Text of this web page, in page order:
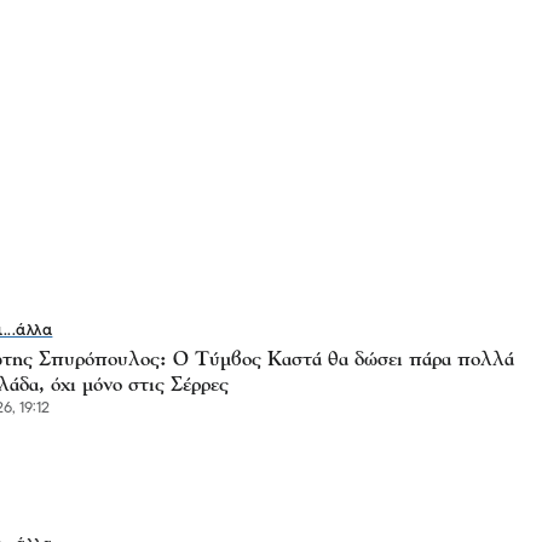
Σπυρόπουλος: Ο Τύμβος Καστά θα δώσει πάρα πολλά
όχι μόνο στις Σέρρες
19:12